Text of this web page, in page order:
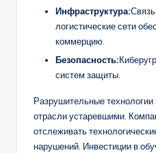
Инфраструктура:
логистические сети
коммерцию.
Безопасность:
систем защиты.
Разрушительные
отрасли устаревшими.
отслеживать
нарушений. Инвестиции в